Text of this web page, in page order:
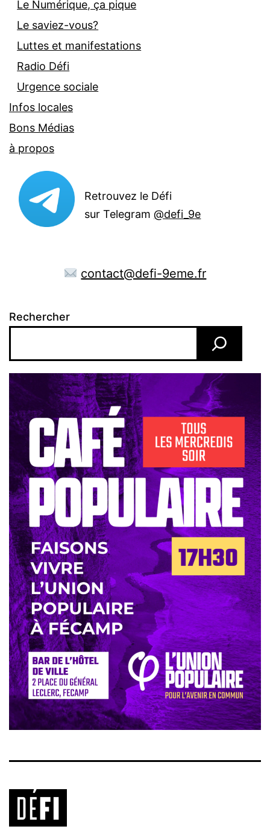
Le Numérique, ça pique
Le saviez-vous?
Luttes et manifestations
Radio Défi
Urgence sociale
Infos locales
Bons Médias
à propos
Retrouvez le Défi
sur Telegram@defi_9e
contact@defi-9eme.fr
Rechercher